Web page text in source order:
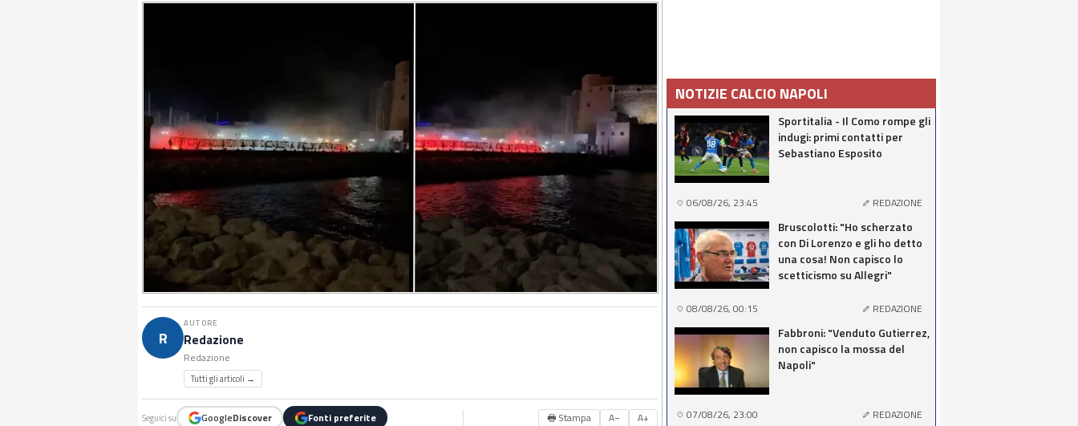
R
AUTORE
Redazione
Redazione
Tutti gli articoli →
Seguici su GoogleDiscover Fonti preferite 🖶 Stampa A− A+
NOTIZIE CALCIO NAPOLI
Sportitalia - Il Como rompe gli
indugi: primi contatti per
Sebastiano Esposito
06/08/26, 23:45 REDAZIONE
Bruscolotti: "Ho scherzato
con Di Lorenzo e gli ho detto
una cosa! Non capisco lo
scetticismo su Allegri"
08/08/26, 00:15 REDAZIONE
Fabbroni: "Venduto Gutierrez,
non capisco la mossa del
Napoli"
07/08/26, 23:00 REDAZIONE